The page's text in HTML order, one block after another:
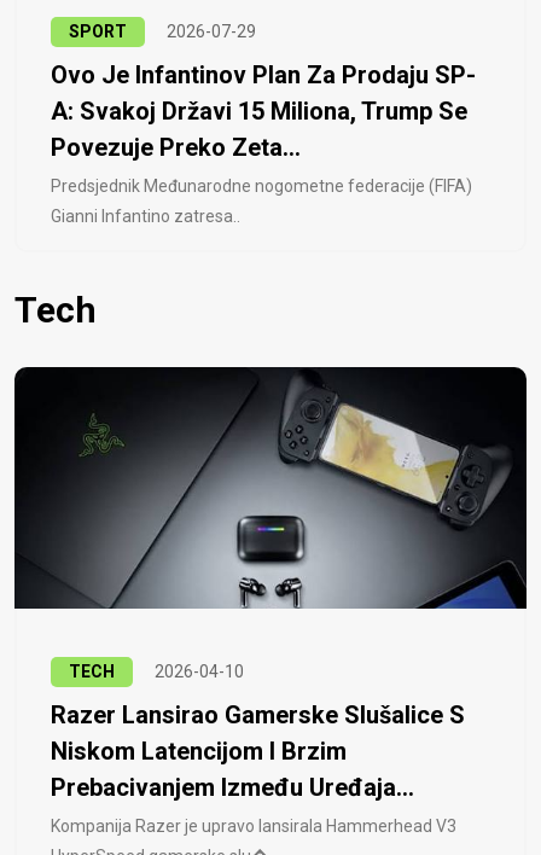
SPORT 2026-07-29
Ovo Je Infantinov Plan Za Prodaju SP-
A: Svakoj Državi 15 Miliona, Trump Se
Povezuje Preko Zeta...
Predsjednik Međunarodne nogometne federacije (FIFA)
Gianni Infantino zatresa..
Tech
TECH 2026-04-10
Razer Lansirao Gamerske Slušalice S
Niskom Latencijom I Brzim
Prebacivanjem Između Uređaja...
Kompanija Razer je upravo lansirala Hammerhead V3